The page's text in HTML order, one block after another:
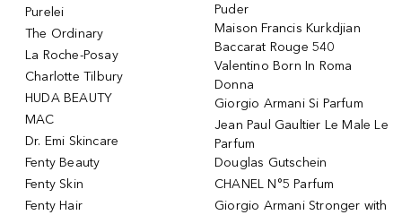
Purelei
The Ordinary
La Roche-Posay
Charlotte Tilbury
HUDA BEAUTY
MAC
Dr. Emi Skincare
Fenty Beauty
Fenty Skin
Fenty Hair
Puder
Maison Francis Kurkdjian
Baccarat Rouge 540
Valentino Born In Roma
Donna
Giorgio Armani Si Parfum
Jean Paul Gaultier Le Male Le
Parfum
Douglas Gutschein
CHANEL N°5 Parfum
Giorgio Armani Stronger with